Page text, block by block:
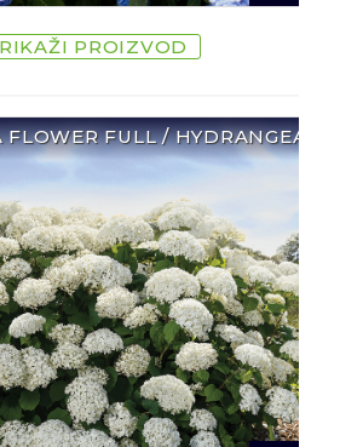
PROIZVOD
FULL / HYDRANGEA ¨